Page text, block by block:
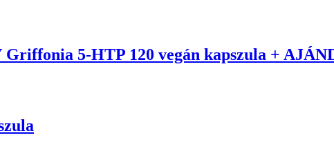
5-HTP 120 vegán kapszula +